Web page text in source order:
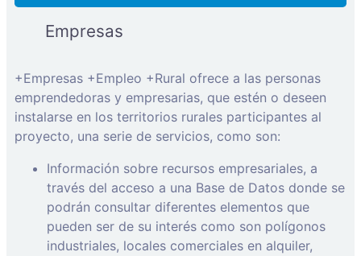
Empresas
+Empresas +Empleo +Rural ofrece a las personas
emprendedoras y empresarias, que estén o deseen
instalarse en los territorios rurales participantes al
proyecto, una serie de servicios, como son:
Información sobre recursos empresariales, a
través del acceso a una Base de Datos donde se
podrán consultar diferentes elementos que
pueden ser de su interés como son polígonos
industriales, locales comerciales en alquiler,